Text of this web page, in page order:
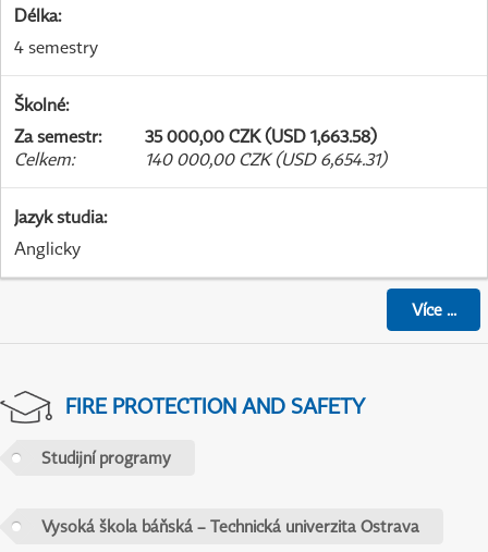
Délka:
4 semestry
Školné:
Za semestr:
35 000,00 CZK (USD 1,663.58)
Celkem: 140 000,00 CZK (USD 6,654.31)
Jazyk studia:
Anglicky
Více...
FIRE PROTECTION AND SAFETY
Studijní programy
Vysoká škola báňská – Technická univerzita Ostrava